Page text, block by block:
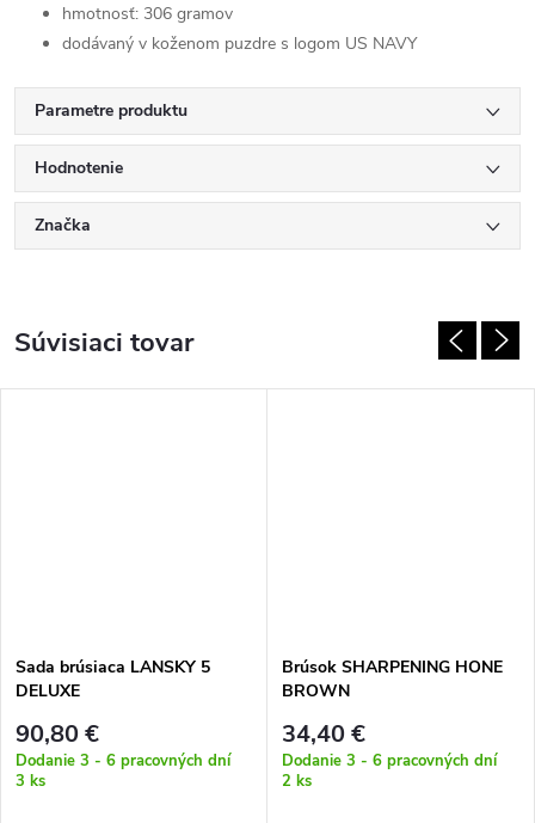
hmotnosť: 306 gramov
dodávaný v koženom puzdre s logom US NAVY
Parametre produktu
Hodnotenie
Značka
Súvisiaci tovar
Sada brúsiaca LANSKY 5
DELUXE
90,80 €
Dodanie 3 - 6 pracovných dní
3 ks
Brúsok SHARPENING HONE
BROWN
34,40 €
Dodanie 3 - 6 pracovných dní
2 ks